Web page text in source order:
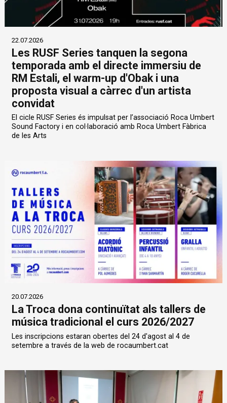
22.07.2026
Les RUSF Series tanquen la segona
temporada amb el directe immersiu de
RM Estali, el warm-up d'Obak i una
proposta visual a càrrec d'un artista
convidat
El cicle RUSF Series és impulsat per l’associació Roca Umbert
Sound Factory i en col·laboració amb Roca Umbert Fàbrica
de les Arts
20.07.2026
La Troca dona continuïtat als tallers de
música tradicional el curs 2026/2027
Les inscripcions estaran obertes del 24 d'agost al 4 de
setembre a través de la web de rocaumbert.cat